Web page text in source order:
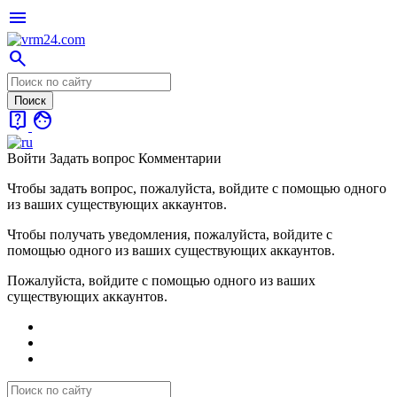
menu
search
live_help face
Войти Задать вопрос Комментарии
Чтобы задать вопрос, пожалуйста, войдите с помощью одного
из ваших существующих аккаунтов.
Чтобы получать уведомления, пожалуйста, войдите с
помощью одного из ваших существующих аккаунтов.
Пожалуйста, войдите с помощью одного из ваших
существующих аккаунтов.